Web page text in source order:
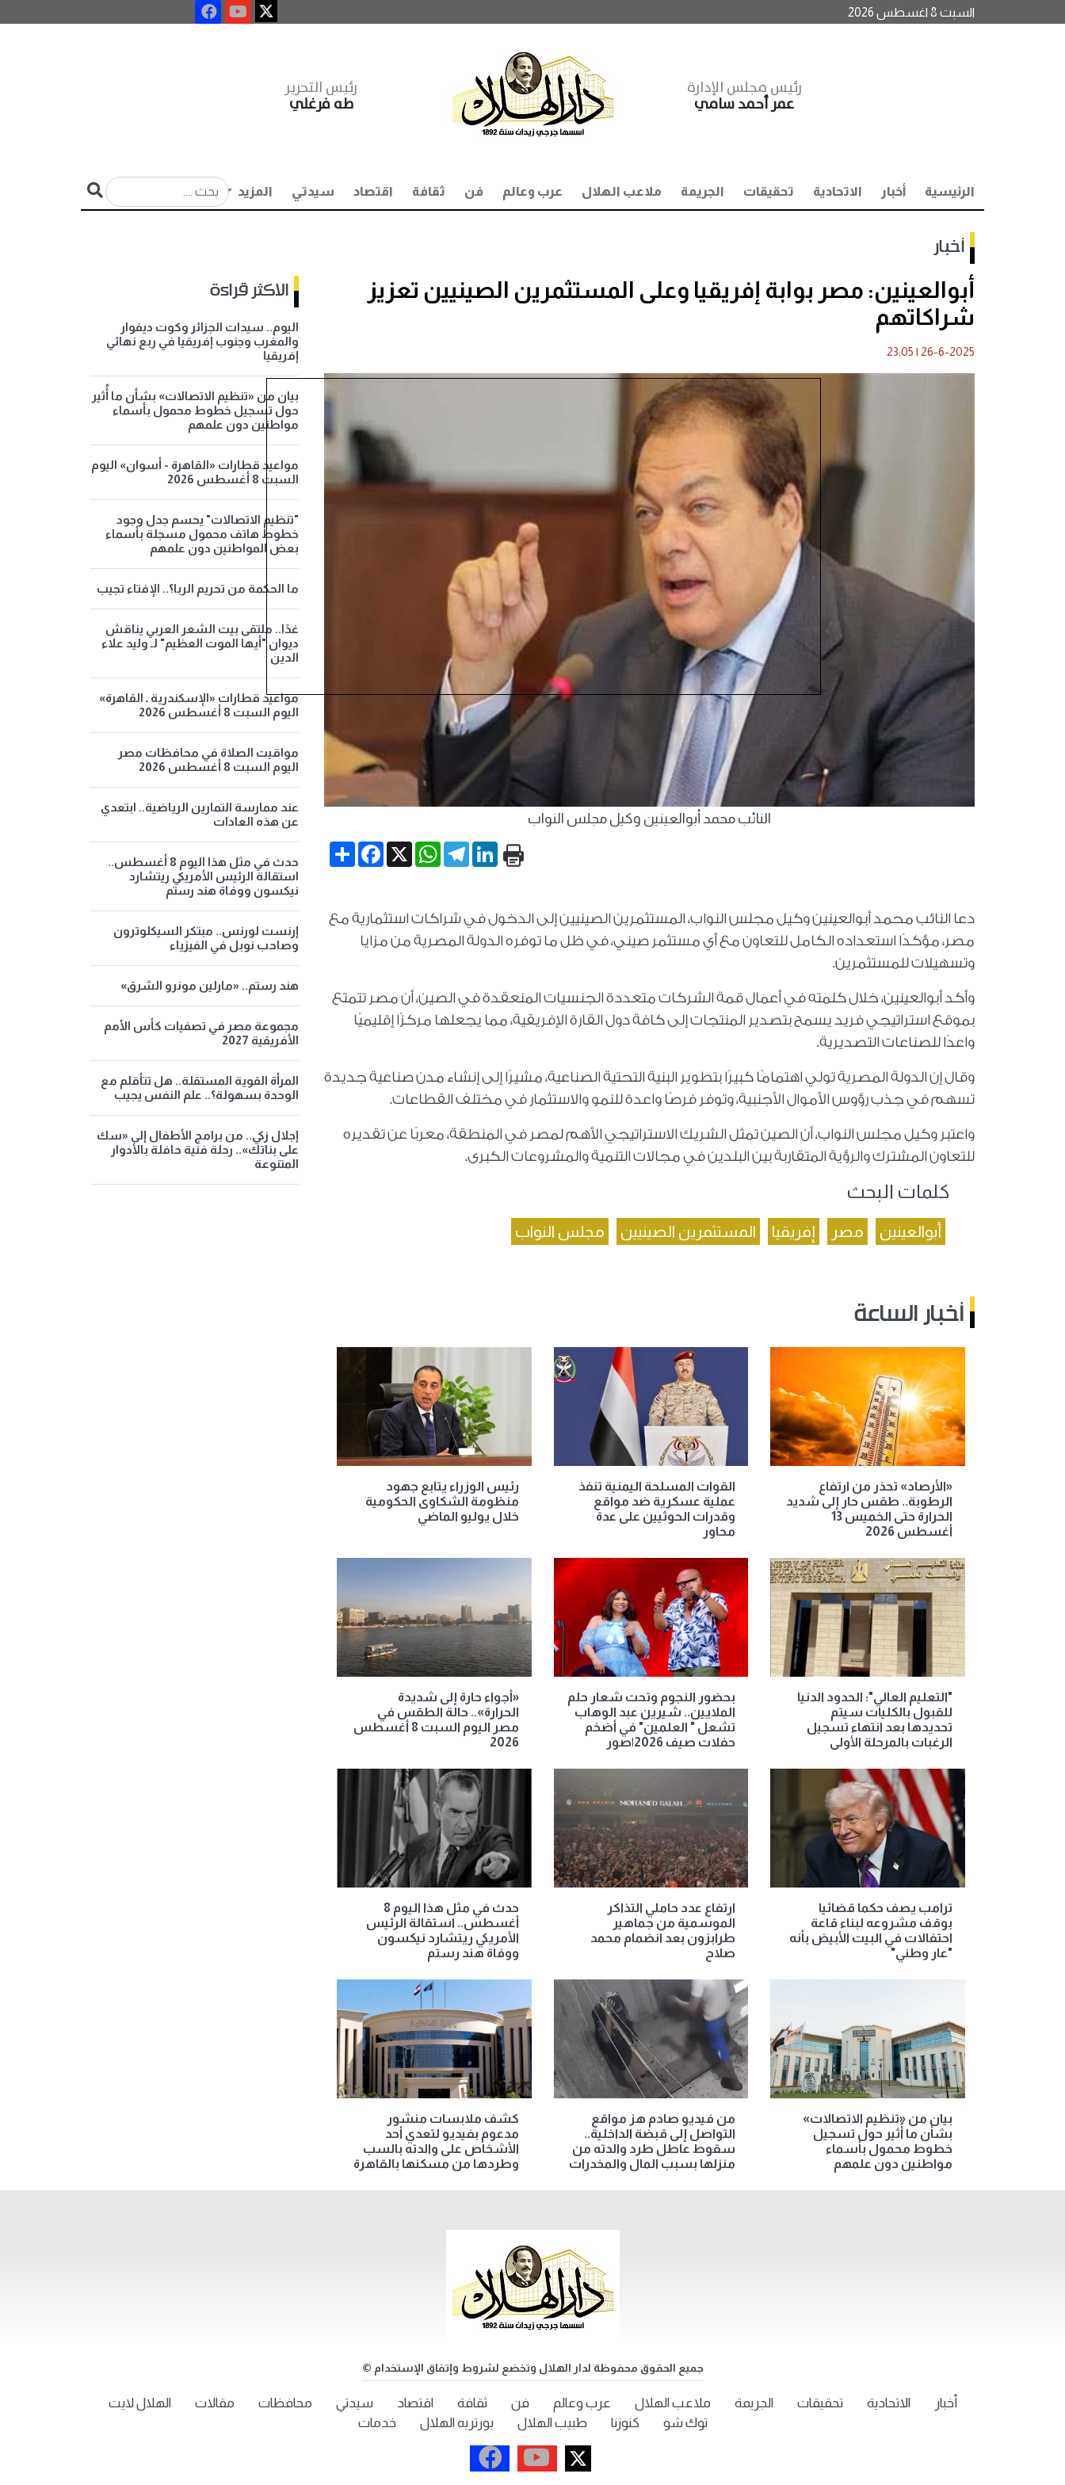
السبت 8 اغسطس 2026
رئيس مجلس الإدارة
عمر أحمد سامي
رئيس التحرير
طه فرغلي
الرئيسية أخبار الاتحادية تحقيقات الجريمة ملاعب الهلال عرب وعالم فن ثقافة اقتصاد سيدتي المزيد
أخبار
أبوالعينين: مصر بوابة إفريقيا وعلى المستثمرين الصينيين تعزيز
شراكاتهم
26-6-2025
|
23:05
النائب محمد أبوالعينين وكيل مجلس النواب
Share
Facebook X
WhatsApp
TelegramLinkedIn
دعا النائب محمد أبوالعينين وكيل مجلس النواب، المستثمرين الصينيين إلى الدخول في شراكات استثمارية مع
مصر، مؤكدًا استعداده الكامل للتعاون مع أي مستثمر صيني، في ظل ما توفره الدولة المصرية من مزايا
وتسهيلات للمستثمرين.
وأكد أبوالعينين، خلال كلمته في أعمال قمة الشركات متعددة الجنسيات المنعقدة في الصين، أن مصر تتمتع
بموقع استراتيجي فريد يسمح بتصدير المنتجات إلى كافة دول القارة الإفريقية، مما يجعلها مركزًا إقليميًا
واعدًا للصناعات التصديرية.
وقال إن الدولة المصرية تولي اهتمامًا كبيرًا بتطوير البنية التحتية الصناعية، مشيرًا إلى إنشاء مدن صناعية جديدة
تسهم في جذب رؤوس الأموال الأجنبية، وتوفر فرصًا واعدة للنمو والاستثمار في مختلف القطاعات.
واعتبر وكيل مجلس النواب، أن الصين تمثل الشريك الاستراتيجي الأهم لمصر في المنطقة، معربًا عن تقديره
للتعاون المشترك والرؤية المتقاربة بين البلدين في مجالات التنمية والمشروعات الكبرى.
كلمات البحث
أبوالعينين مصر إفريقيا المستثمرين الصينيين مجلس النواب
أخبار الساعة
«الأرصاد» تحذر من ارتفاع
الرطوبة.. طقس حار إلى شديد
الحرارة حتى الخميس 13
أغسطس 2026
القوات المسلحة اليمنية تنفذ
عملية عسكرية ضد مواقع
وقدرات الحوثيين على عدة
محاور
رئيس الوزراء يتابع جهود
منظومة الشكاوى الحكومية
خلال يوليو الماضي
"التعليم العالي": الحدود الدنيا
للقبول بالكليات سيتم
تحديدها بعد انتهاء تسجيل
الرغبات بالمرحلة الأولى
بحضور النجوم وتحت شعار حلم
الملايين.. شيرين عبد الوهاب
تشعل " العلمين" في أضخم
حفلات صيف 2026|صور
«أجواء حارة إلى شديدة
الحرارة».. حالة الطقس في
مصر اليوم السبت 8 أغسطس
2026
ترامب يصف حكما قضائيا
بوقف مشروعه لبناء قاعة
احتفالات في البيت الأبيض بأنه
"عار وطني"
ارتفاع عدد حاملي التذاكر
الموسمية من جماهير
طرابزون بعد انضمام محمد
صلاح
حدث في مثل هذا اليوم 8
أغسطس.. استقالة الرئيس
الأمريكي ريتشارد نيكسون
ووفاة هند رستم
بيان من «تنظيم الاتصالات»
بشأن ما أُثير حول تسجيل
خطوط محمول بأسماء
مواطنين دون علمهم
من فيديو صادم هز مواقع
التواصل إلى قبضة الداخلية..
سقوط عاطل طرد والدته من
منزلها بسبب المال والمخدرات
كشف ملابسات منشور
مدعوم بفيديو لتعدي أحد
الأشخاص على والدته بالسب
وطردها من مسكنها بالقاهرة
الاكثر قراءة
اليوم.. سيدات الجزائر وكوت ديفوار
والمغرب وجنوب إفريقيا في ربع نهائي
إفريقيا
بيان من «تنظيم الاتصالات» بشأن ما أُثير
حول تسجيل خطوط محمول بأسماء
مواطنين دون علمهم
مواعيد قطارات «القاهرة - أسوان» اليوم
السبت 8 أغسطس 2026
"تنظيم الاتصالات" يحسم جدل وجود
خطوط هاتف محمول مسجلة بأسماء
بعض المواطنين دون علمهم
ما الحكمة من تحريم الربا؟.. الإفتاء تجيب
غدًا.. ملتقى بيت الشعر العربي يناقش
ديوان "أيها الموت العظيم" لـ وليد علاء
الدين
مواعيد قطارات «الإسكندرية ـ القاهرة»
اليوم السبت 8 أغسطس 2026
مواقيت الصلاة في محافظات مصر
اليوم السبت 8 أغسطس 2026
عند ممارسة التمارين الرياضية.. ابتعدي
عن هذه العادات
حدث في مثل هذا اليوم 8 أغسطس..
استقالة الرئيس الأمريكي ريتشارد
نيكسون ووفاة هند رستم
إرنست لورنس.. مبتكر السيكلوترون
وصاحب نوبل في الفيزياء
هند رستم.. «مارلين مونرو الشرق»
مجموعة مصر في تصفيات كأس الأمم
الأفريقية 2027
المرأة القوية المستقلة.. هل تتأقلم مع
الوحدة بسهولة؟.. علم النفس يجيب
إجلال زكي.. من برامج الأطفال إلى «سك
على بناتك».. رحلة فنية حافلة بالأدوار
المتنوعة
جميع الحقوق محفوظة لدار الهلال وتخضع لشروط وإتفاق الإستخدام ©
أخبار الاتحادية تحقيقات الجريمة ملاعب الهلال عرب وعالم فن ثقافة اقتصاد سيدتي محافظات مقالات
الهلال لايت
توك شو
كنوزنا طبيب الهلال بورتريه الهلال خدمات